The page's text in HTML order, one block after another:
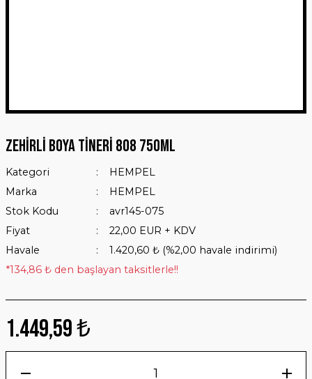
Zehirli Boya Tineri 808 750Ml
Kategori
HEMPEL
Marka
HEMPEL
Stok Kodu
avr145-075
Fiyat
22,00 EUR + KDV
Havale
1.420,60 ₺ (%2,00 havale indirimi)
*134,86 ₺ den başlayan taksitlerle!!
1.449,59 ₺